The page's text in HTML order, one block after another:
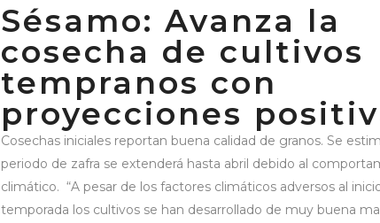
Sésamo: Avanza la
cosecha de cultivos
tempranos con
proyecciones
Cosechas iniciales reportan buena calidad de granos. Se
periodo de zafra se extenderá hasta abril debido al
climático. “A pesar de los factores climáticos adversos al
temporada los cultivos se han desarrollado de muy buena